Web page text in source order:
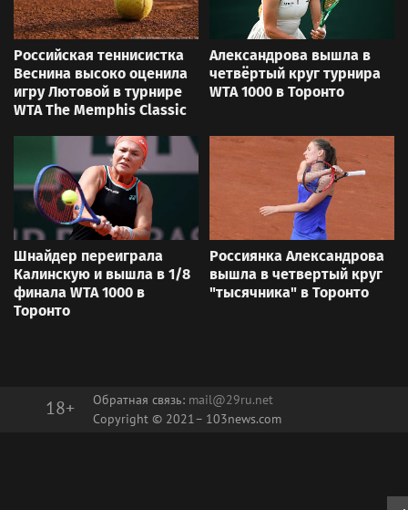
Российская теннисистка
Веснина высоко оценила
игру Лютовой в турнире
WTA The Memphis Classic
Александрова вышла в
четвёртый круг турнира
WTA 1000 в Торонто
Шнайдер переиграла
Калинскую и вышла в 1/8
финала WTA 1000 в
Торонто
Россиянка Александрова
вышла в четвертый круг
"тысячника" в Торонто
18+ Обратная связь: mail@29ru.net
Copyright © 2021– 103news.com